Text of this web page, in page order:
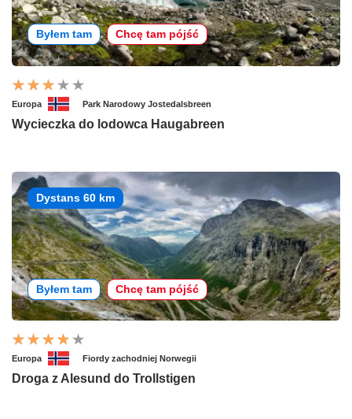
Byłem tam Chcę tam pójść
Europa Park Narodowy Jostedalsbreen
Wycieczka do lodowca Haugabreen
Dystans 60 km
Byłem tam Chcę tam pójść
Europa Fiordy zachodniej Norwegii
Droga z Alesund do Trollstigen